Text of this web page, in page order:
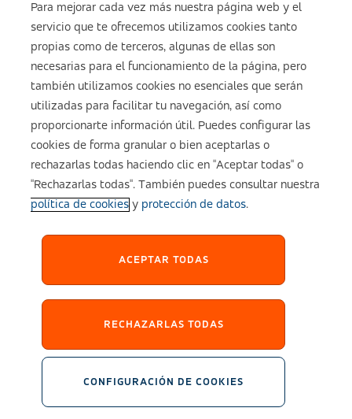
Sobre ASISA
2026 © asisa.es
Política de cookies
Configuración de cookies
Política de Privacidad
Accesibilidad
Sistema Interno de Información
Para mejorar cada vez más nuestra página web y el
servicio que te ofrecemos utilizamos cookies tanto
propias como de terceros, algunas de ellas son
necesarias para el funcionamiento de la página, pero
también utilizamos cookies no esenciales que serán
utilizadas para facilitar tu navegación, así como
proporcionarte información útil. Puedes configurar las
cookies de forma granular o bien aceptarlas o
rechazarlas todas haciendo clic en "Aceptar todas" o
"Rechazarlas todas". También puedes consultar nuestra
política de cookiesy protección de datos.
CONFIGURACIÓN DE COOKIES
RECHAZARLAS TODAS
ACEPTAR TODAS